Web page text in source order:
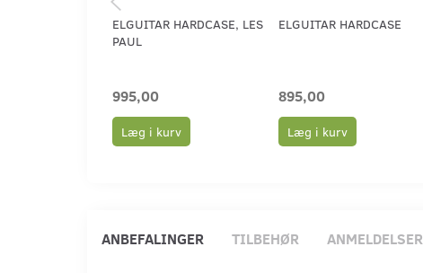
ELGUITAR HARDCASE, LES
PAUL
995,00
Læg i kurv
ELGUITAR HARDCASE
895,00
Læg i kurv
ANBEFALINGER TILBEHØR ANMELDELSER